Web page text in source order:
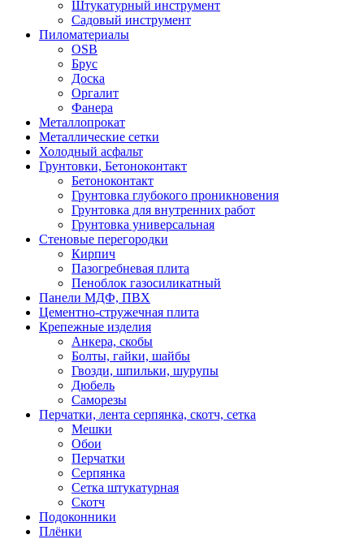
Штукатурный инструмент
Садовый инструмент
Пиломатериалы
OSB
Брус
Доска
Оргалит
Фанера
Металлопрокат
Металлические сетки
Холодный асфальт
Грунтовки, Бетоноконтакт
Бетоноконтакт
Грунтовка глубокого проникновения
Грунтовка для внутренних работ
Грунтовка универсальная
Стеновые перегородки
Кирпич
Пазогребневая плита
Пеноблок газосиликатный
Панели МДФ, ПВХ
Цементно-стружечная плита
Крепежные изделия
Анкера, скобы
Болты, гайки, шайбы
Гвозди, шпильки, шурупы
Дюбель
Саморезы
Перчатки, лента серпянка, скотч, сетка
Мешки
Обои
Перчатки
Серпянка
Сетка штукатурная
Скотч
Подоконники
Плёнки